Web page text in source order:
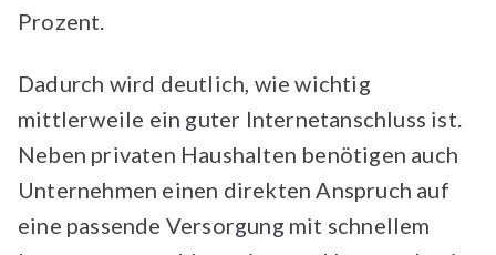
Prozent.
Dadurch wird deutlich, wie wichtig
mittlerweile ein guter Internetanschluss ist.
Neben privaten Haushalten benötigen auch
Unternehmen einen direkten Anspruch auf
eine passende Versorgung mit schnellem